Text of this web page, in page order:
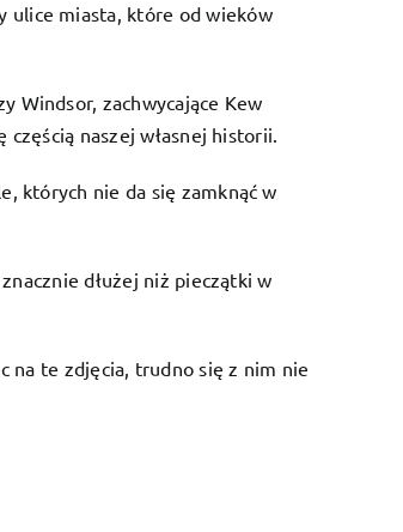
ulice miasta, które od wieków
Windsor, zachwycające Kew
naszej własnej historii.
których nie da się zamknąć w
dłużej niż pieczątki w
na te zdjęcia, trudno się z nim nie